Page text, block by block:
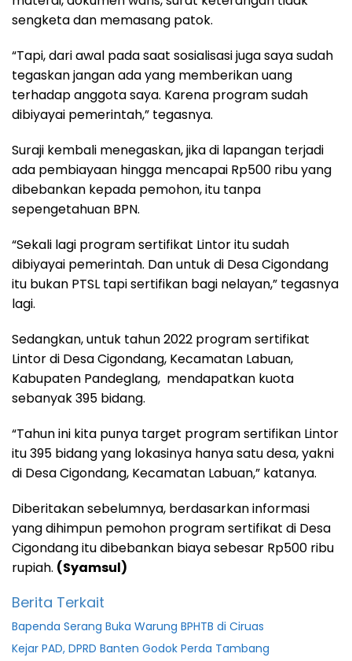
sengketa dan memasang patok.
“Tapi, dari awal pada saat sosialisasi juga saya sudah
tegaskan jangan ada yang memberikan uang
terhadap anggota saya. Karena program sudah
dibiyayai pemerintah,” tegasnya.
Suraji kembali menegaskan, jika di lapangan terjadi
ada pembiayaan hingga mencapai Rp500 ribu yang
dibebankan kepada pemohon, itu tanpa
sepengetahuan BPN.
“Sekali lagi program sertifikat Lintor itu sudah
dibiyayai pemerintah. Dan untuk di Desa Cigondang
itu bukan PTSL tapi sertifikan bagi nelayan,” tegasnya
lagi.
Sedangkan, untuk tahun 2022 program sertifikat
Lintor di Desa Cigondang, Kecamatan Labuan,
Kabupaten Pandeglang, mendapatkan kuota
sebanyak 395 bidang.
“Tahun ini kita punya target program sertifikan Lintor
itu 395 bidang yang lokasinya hanya satu desa, yakni
di Desa Cigondang, Kecamatan Labuan,” katanya.
Diberitakan sebelumnya, berdasarkan informasi
yang dihimpun pemohon program sertifikat di Desa
Cigondang itu dibebankan biaya sebesar Rp500 ribu
rupiah. (Syamsul)
Berita Terkait
Bapenda Serang Buka Warung BPHTB di Ciruas
Kejar PAD, DPRD Banten Godok Perda Tambang